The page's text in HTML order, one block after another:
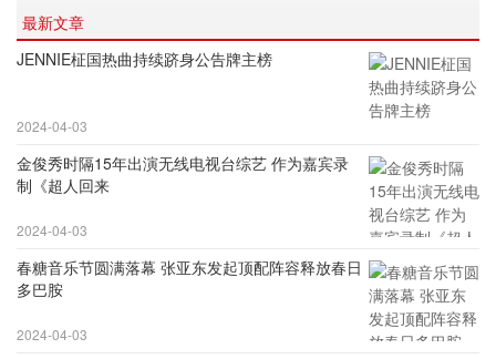
最新文章
JENNIE柾国热曲持续跻身公告牌主榜
2024-04-03
金俊秀时隔15年出演无线电视台综艺 作为嘉宾录
制《超人回来
2024-04-03
春糖音乐节圆满落幕 张亚东发起顶配阵容释放春日
多巴胺
2024-04-03